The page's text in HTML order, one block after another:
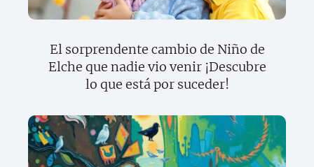
El sorprendente cambio de Niño de
Elche que nadie vio venir ¡Descubre
lo que está por suceder!